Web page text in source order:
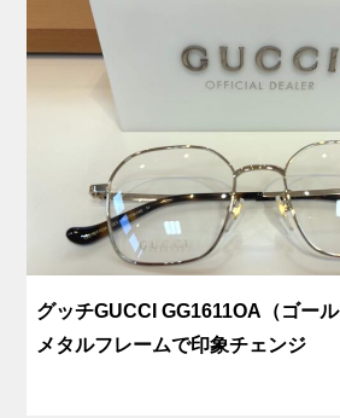
グッチGUCCI GG1611OA（ゴー
メタルフレームで印象チェンジ